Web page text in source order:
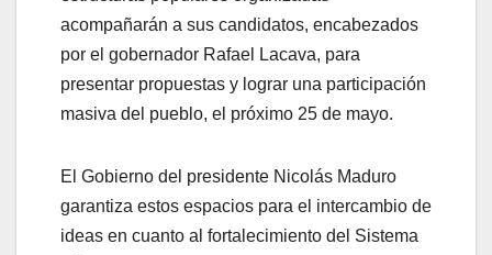
acompañarán a sus candidatos, encabezados
por el gobernador Rafael Lacava, para
presentar propuestas y lograr una participación
masiva del pueblo, el próximo 25 de mayo.
El Gobierno del presidente Nicolás Maduro
garantiza estos espacios para el intercambio de
ideas en cuanto al fortalecimiento del Sistema